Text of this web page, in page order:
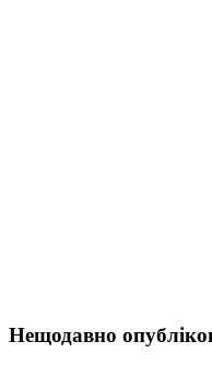
Нещодавно